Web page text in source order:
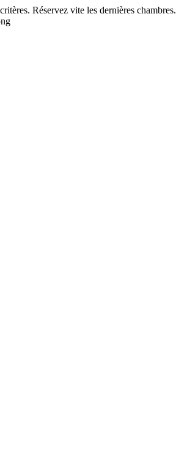
Réservez vite les dernières chambres.